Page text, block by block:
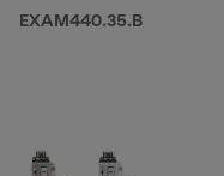
EXAM440.35.B